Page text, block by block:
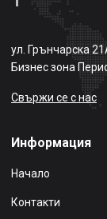
ул. Грънчарска
Бизнес зона
Свържи се с нас
Информация
Начало
Контакти